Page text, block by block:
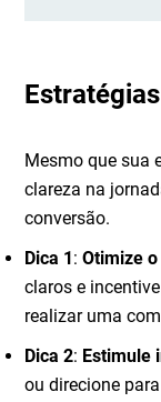
Mesmo que sua
clareza na
conversão.
Dica 1 :Otimize
claros e
realizar uma
Dica 2: Estimule
ou direcione